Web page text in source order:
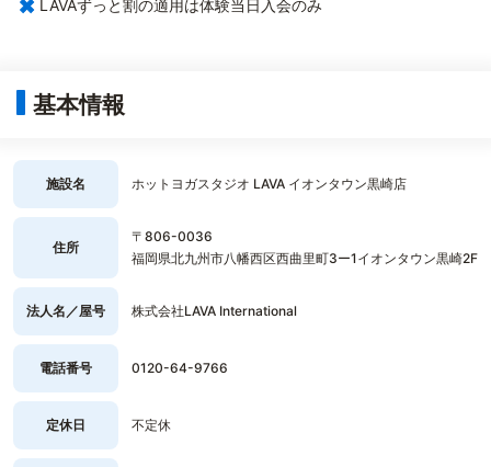
LAVAずっと割の適用は体験当日入会のみ
基本情報
施設名 ホットヨガスタジオ LAVA イオンタウン黒崎店
住所
〒806-0036
福岡県北九州市八幡西区西曲里町3ー1イオンタウン黒崎2F
法人名／屋号 株式会社LAVA International
電話番号 0120-64-9766
定休日 不定休